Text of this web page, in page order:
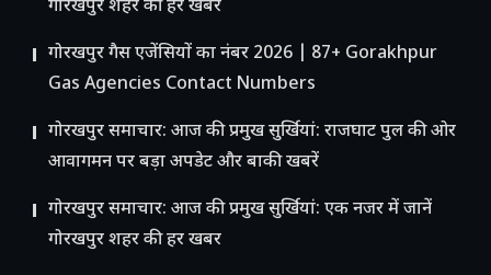
गोरखपुर शहर की हर खबर
गोरखपुर गैस एजेंसियों का नंबर 2026 | 87+ Gorakhpur
Gas Agencies Contact Numbers
गोरखपुर समाचार: आज की प्रमुख सुर्खियां: राजघाट पुल की ओर
आवागमन पर बड़ा अपडेट और बाकी खबरें
गोरखपुर समाचार: आज की प्रमुख सुर्खियां: एक नजर में जानें
गोरखपुर शहर की हर खबर